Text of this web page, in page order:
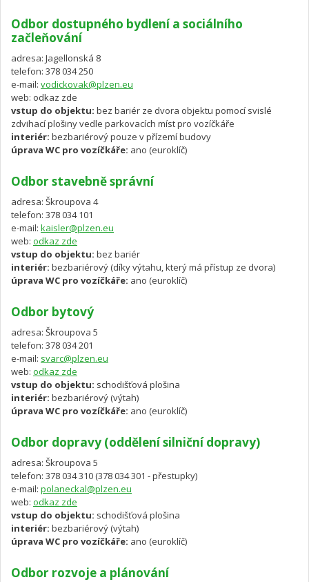
Odbor dostupného bydlení a sociálního
začleňování
adresa: Jagellonská 8
telefon: 378 034 250
e-mail: vodickovak@plzen.eu
web: odkaz zde
vstup do objektu: bez bariér ze dvora objektu pomocí svislé
zdvihací plošiny vedle parkovacích míst pro vozíčkáře
interiér: bezbariérový pouze v přízemí budovy
úprava WC pro vozíčkáře: ano (euroklíč)
Odbor stavebně správní
adresa: Škroupova 4
telefon: 378 034 101
e-mail: kaisler@plzen.eu
web: odkaz zde
vstup do objektu: bez bariér
interiér: bezbariérový (díky výtahu, který má přístup ze dvora)
úprava WC pro vozíčkáře: ano (euroklíč)
Odbor bytový
adresa: Škroupova 5
telefon: 378 034 201
e-mail: svarc@plzen.eu
web: odkaz zde
vstup do objektu: schodišťová plošina
interiér: bezbariérový (výtah)
úprava WC pro vozíčkáře: ano (euroklíč)
Odbor dopravy (oddělení silniční dopravy)
adresa: Škroupova 5
telefon: 378 034 310 (378 034 301 - přestupky)
e-mail: polaneckal@plzen.eu
web: odkaz zde
vstup do objektu: schodišťová plošina
interiér: bezbariérový (výtah)
úprava WC pro vozíčkáře: ano (euroklíč)
Odbor rozvoje a plánování